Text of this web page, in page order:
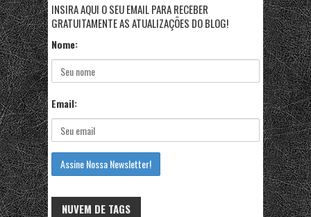
INSIRA AQUI O SEU EMAIL PARA RECEBER
GRATUITAMENTE AS ATUALIZAÇÕES DO BLOG!
Nome:
Email:
NUVEM DE TAGS